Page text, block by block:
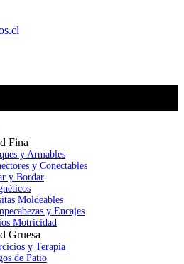
Fina
y Armables
y Conectables
y Bordar
Moldeables
y Encajes
Motricidad
Gruesa
y Terapia
de Patio